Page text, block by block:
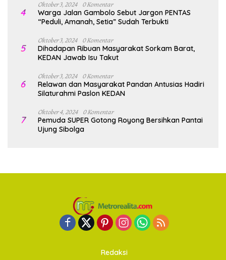
4
Oktober 3, 2024 0 Komentar
Warga Jalan Gambolo Sebut Jargon PENTAS
“Peduli, Amanah, Setia” Sudah Terbukti
5
Oktober 3, 2024 0 Komentar
Dihadapan Ribuan Masyarakat Sorkam Barat,
KEDAN Jawab Isu Takut
6
Oktober 3, 2024 0 Komentar
Relawan dan Masyarakat Pandan Antusias Hadiri
Silaturahmi Paslon KEDAN
7
Oktober 4, 2024 0 Komentar
Pemuda SUPER Gotong Royong Bersihkan Pantai
Ujung Sibolga
Redaksi